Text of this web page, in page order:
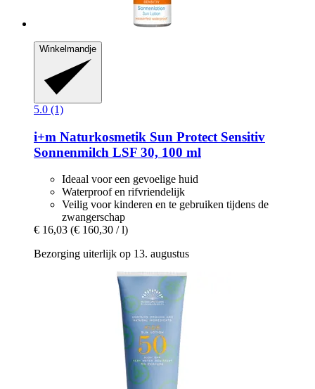
Winkelmandje
5.0 (1)
i+m Naturkosmetik Sun Protect Sensitiv
Sonnenmilch LSF 30, 100 ml
Ideaal voor een gevoelige huid
Waterproof en rifvriendelijk
Veilig voor kinderen en te gebruiken tijdens de
zwangerschap
€ 16,03 (€ 160,30 / l)
Bezorging uiterlijk op 13. augustus